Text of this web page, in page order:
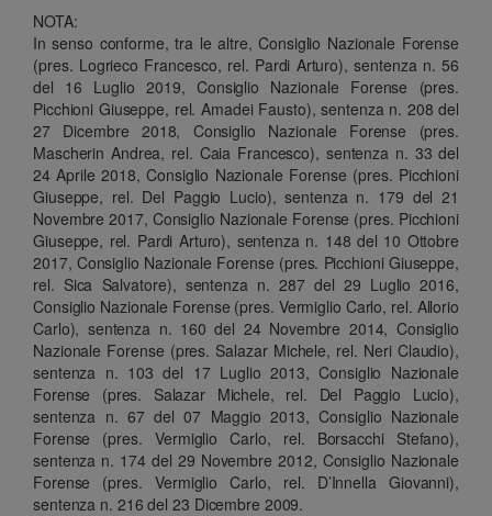
NOTA:
In senso conforme, tra le altre, Consiglio Nazionale Forense
(pres. Logrieco Francesco, rel. Pardi Arturo), sentenza n. 56
del 16 Luglio 2019, Consiglio Nazionale Forense (pres.
Picchioni Giuseppe, rel. Amadei Fausto), sentenza n. 208 del
27 Dicembre 2018, Consiglio Nazionale Forense (pres.
Mascherin Andrea, rel. Caia Francesco), sentenza n. 33 del
24 Aprile 2018, Consiglio Nazionale Forense (pres. Picchioni
Giuseppe, rel. Del Paggio Lucio), sentenza n. 179 del 21
Novembre 2017, Consiglio Nazionale Forense (pres. Picchioni
Giuseppe, rel. Pardi Arturo), sentenza n. 148 del 10 Ottobre
2017, Consiglio Nazionale Forense (pres. Picchioni Giuseppe,
rel. Sica Salvatore), sentenza n. 287 del 29 Luglio 2016,
Consiglio Nazionale Forense (pres. Vermiglio Carlo, rel. Allorio
Carlo), sentenza n. 160 del 24 Novembre 2014, Consiglio
Nazionale Forense (pres. Salazar Michele, rel. Neri Claudio),
sentenza n. 103 del 17 Luglio 2013, Consiglio Nazionale
Forense (pres. Salazar Michele, rel. Del Paggio Lucio),
sentenza n. 67 del 07 Maggio 2013, Consiglio Nazionale
Forense (pres. Vermiglio Carlo, rel. Borsacchi Stefano),
sentenza n. 174 del 29 Novembre 2012, Consiglio Nazionale
Forense (pres. Vermiglio Carlo, rel. D’Innella Giovanni),
sentenza n. 216 del 23 Dicembre 2009.